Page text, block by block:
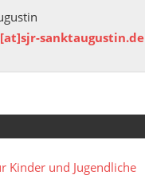
sanktaugustin.de
Kinder und Jugendliche